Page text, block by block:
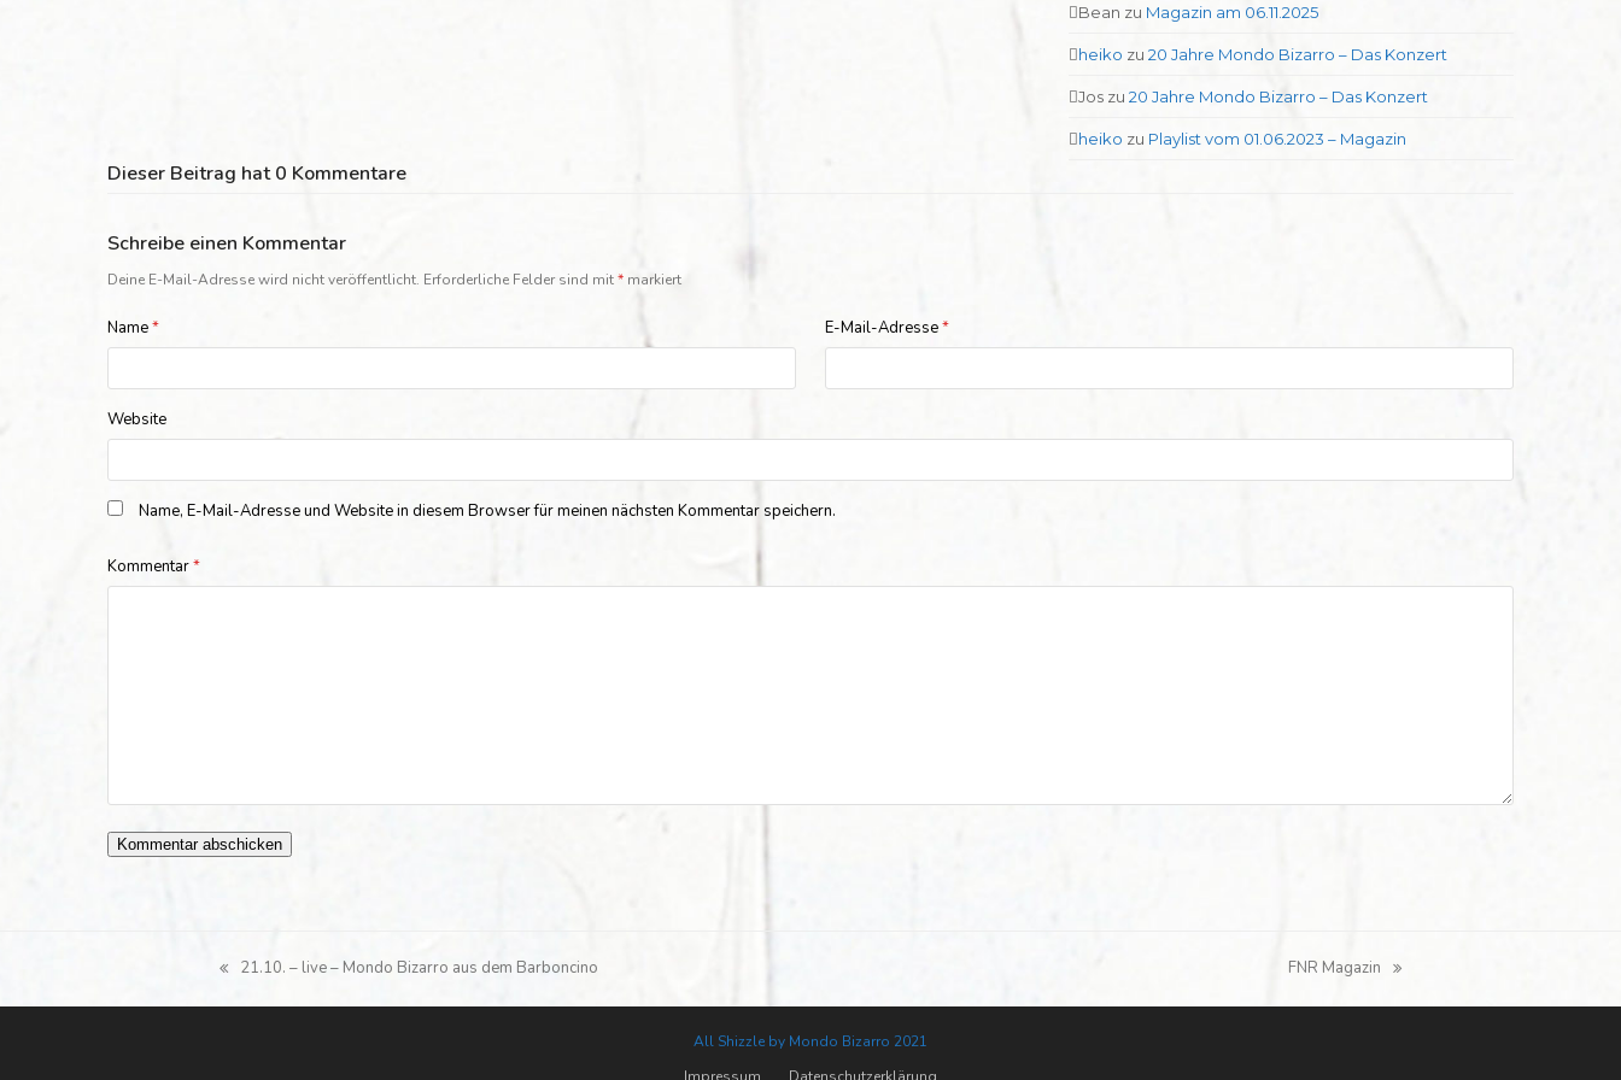
Bean zu Magazin am 06.11.2025
heiko zu20 Jahre Mondo Bizarro – Das Konzert
Jos zu20 Jahre Mondo Bizarro – Das Konzert
heiko zu Playlist vom 01.06.2023 – Magazin
Dieser Beitrag hat 0 Kommentare
Schreibe einen Kommentar
Deine E-Mail-Adresse wird nicht veröffentlicht. Erforderliche Felder sind mit* markiert
Name* E-Mail-Adresse*
Website
Name, E-Mail-Adresse und Website in diesem Browser für meinen nächsten Kommentar speichern.
Kommentar*
vorheriger
Beitrag:
21.10. – live – Mondo Bizarro aus dem Barboncino
Nächster
Beitrag:
FNR Magazin
All Shizzle by Mondo Bizarro 2021